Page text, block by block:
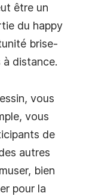
être un
du happy
brise-
à distance.
vous
vous
de
autres
bien
pour la